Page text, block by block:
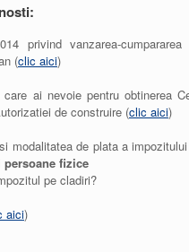
privind vanzarea-cumpararea
(clic aici)
care ai nevoie pentru obtinerea
de construire (clic aici)
modalitatea de plata a
fizice
pe cladiri?
aici)